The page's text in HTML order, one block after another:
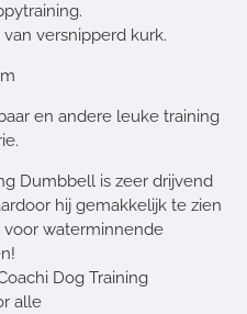
versnipperd kurk.
en andere leuke training
Dumbbell is zeer drijvend
hij gemakkelijk te zien
voor waterminnende
Dog Training
alle